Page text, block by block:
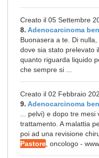
Creato il 05 Settembre
8. Adenocarcinoma
Buonasera a te. Di
dove sia stato prelevato
quanto riguarda liquido
che sempre si ...
Creato il 02 Febbraio
9. Adenocarcinoma
... pelvi) e dopo tre
trattamento. A malattia
poi ad una revisione
Pastore , oncologo -